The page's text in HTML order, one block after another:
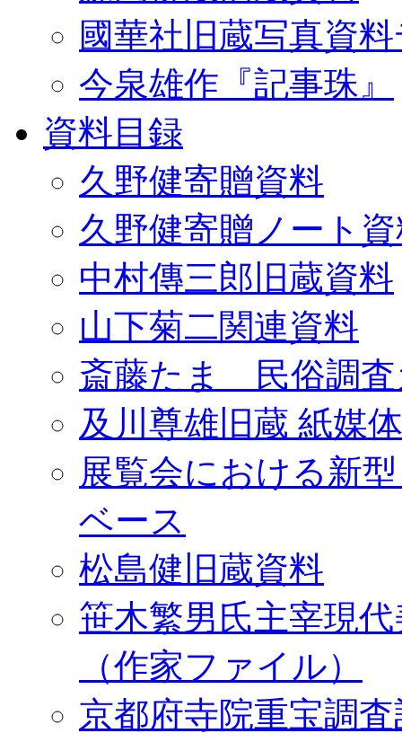
國華社旧蔵写真資
今泉雄作『記事珠』
資料目録
久野健寄贈資料
久野健寄贈ノート
中村傳三郎旧蔵資料
山下菊二関連資料
斎藤たま 民俗調査
及川尊雄旧蔵 紙媒
展覧会における新
ベース
松島健旧蔵資料
笹木繁男氏主宰現
（作家ファイル）
京都府寺院重宝調